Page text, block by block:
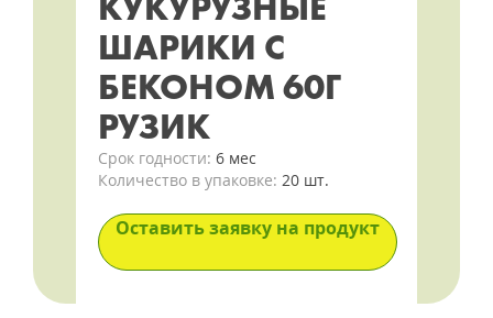
ШАРИКИ С
БЕКОНОМ 60Г
РУЗИК
Срок годности: 6 мес
Количество в упаковке: 20 шт.
Оставить заявку на продукт